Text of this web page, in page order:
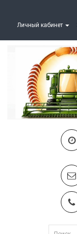
Личный кабинет